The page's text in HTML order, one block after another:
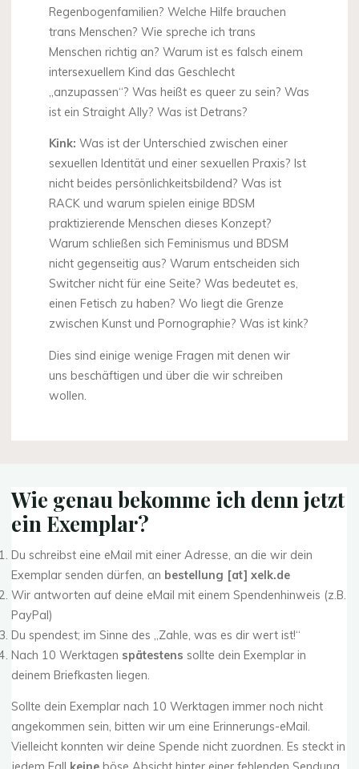
Regenbogenfamilien? Welche Hilfe brauchen
trans Menschen? Wie spreche ich trans
Menschen richtig an? Warum ist es falsch einem
intersexuellem Kind das Geschlecht
„anzupassen“? Was heißt es queer zu sein? Was
ist ein Straight Ally? Was ist Detrans?
Kink: Was ist der Unterschied zwischen einer
sexuellen Identität und einer sexuellen Praxis? Ist
nicht beides persönlichkeitsbildend? Was ist
RACK und warum spielen einige BDSM
praktizierende Menschen dieses Konzept?
Warum schließen sich Feminismus und BDSM
nicht gegenseitig aus? Warum entscheiden sich
Switcher nicht für eine Seite? Was bedeutet es,
einen Fetisch zu haben? Wo liegt die Grenze
zwischen Kunst und Pornographie? Was ist kink?
Dies sind einige wenige Fragen mit denen wir
uns beschäftigen und über die wir schreiben
wollen.
Wie genau bekomme ich denn jetzt
ein Exemplar?
Du schreibst eine eMail mit einer Adresse, an die wir dein
Exemplar senden dürfen, an bestellung [at] xelk.de
Wir antworten auf deine eMail mit einem Spendenhinweis (z.B.
PayPal)
Du spendest; im Sinne des „Zahle, was es dir wert ist!“
Nach 10 Werktagen spätestens sollte dein Exemplar in
deinem Briefkasten liegen.
Sollte dein Exemplar nach 10 Werktagen immer noch nicht
angekommen sein, bitten wir um eine Erinnerungs-eMail.
Vielleicht konnten wir deine Spende nicht zuordnen. Es steckt in